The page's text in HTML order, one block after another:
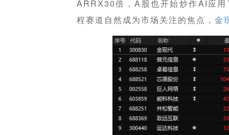
ARRX30倍，A股也开始炒作AI应
程赛道自然成为市场关注的焦点， 金